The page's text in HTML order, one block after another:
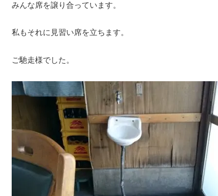
みんな席を譲り合っています。
私もそれに見習い席を立ちます。
ご馳走様でした。